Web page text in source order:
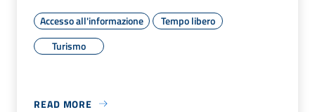
Accesso all'informazione
Tempo libero
Turismo
READ MORE